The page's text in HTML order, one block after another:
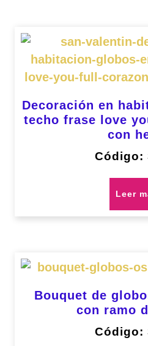
Decoración en
techo frase love
con
Código:
Leer
Bouquet de
con ramo
Código: